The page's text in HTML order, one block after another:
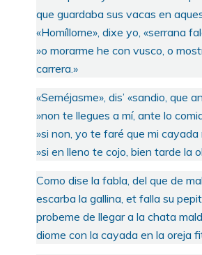
que guardaba sus vacas en
«Homíllome», dixe yo, «serrana
»o morarme he con vusco, o
carrera.»
«Seméjasme», dis’ «sandio, que
»non te llegues a mí, ante lo
»si non, yo te faré que mi cayada
»si en lleno te cojo, bien tarde la
Como dise la fabla, del que de
escarba la gallina, et falla su
probeme de llegar a la chata
diome con la cayada en la oreja